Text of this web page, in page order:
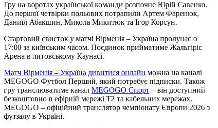
Гру на воротах української команди розпочне Юрій Савенко.
До першої четвірки польових потрапили Артем Фаренюк,
Даниїл Абакшин, Микола Микитюк та Ігор Корсун.
Стартовий свисток у матчі Вірменія – Україна пролунає о
17:00 за київським часом. Поєдинок прийматиме Жальгіріс
Арена в литовському Каунасі.
Матч Вірменія – Україна дивитися онлайн можна на каналі
MEGOGO Футбол Перший, який потребує підписки. Також
гру транслюватиме канал MEGOGO Спорт – він доступний
безкоштовно в ефірній мережі Т2 та кабельних мережах.
MEGOGO – офіційний транслятор чемпіонату Європи 2026 з
футзалу в Україні.